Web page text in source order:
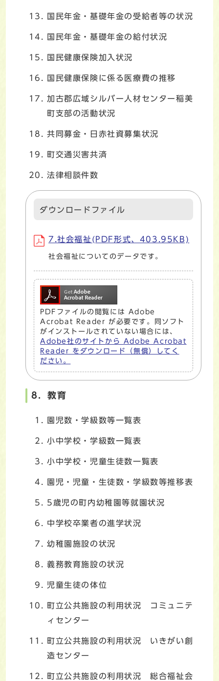
国民年金・基礎年金の受給者等の状況
国民年金・基礎年金の給付状況
国民健康保険加入状況
国民健康保険に係る医療費の推移
加古郡広域シルバー人材センター稲美
町支部の活動状況
共同募金・日赤社資募集状況
町交通災害共済
法律相談件数
ダウンロードファイル
7.社会福祉(PDF形式、403.95KB)
社会福祉についてのデータです。
PDFファイルの閲覧には Adobe
Acrobat Reader が必要です。同ソフト
がインストールされていない場合には、
Adobe社のサイトから Adobe Acrobat
Reader をダウンロード（無償）してく
ださい。
8．教育
園児数・学級数等一覧表
小中学校・学級数一覧表
小中学校・児童生徒数一覧表
園児・児童・生徒数・学級数等推移表
5歳児の町内幼稚園等就園状況
中学校卒業者の進学状況
幼稚園施設の状況
義務教育施設の状況
児童生徒の体位
町立公共施設の利用状況 コミュニテ
ィセンター
町立公共施設の利用状況 いきがい創
造センター
町立公共施設の利用状況 総合福祉会